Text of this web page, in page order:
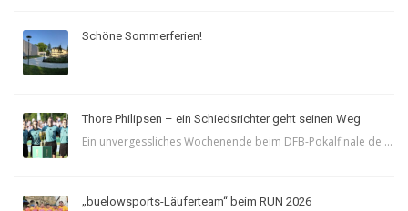
Schöne Sommerferien!
Thore Philipsen – ein Schiedsrichter geht seinen Weg
Ein unvergessliches Wochenende beim DFB-Pokalfinale de ...
„buelowsports-Läuferteam“ beim RUN 2026